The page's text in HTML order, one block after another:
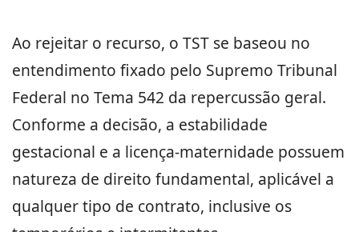
Ao rejeitar o recurso, o TST se baseou no
entendimento fixado pelo Supremo Tribunal
Federal no Tema 542 da repercussão geral.
Conforme a decisão, a estabilidade
gestacional e a licença-maternidade possuem
natureza de direito fundamental, aplicável a
qualquer tipo de contrato, inclusive os